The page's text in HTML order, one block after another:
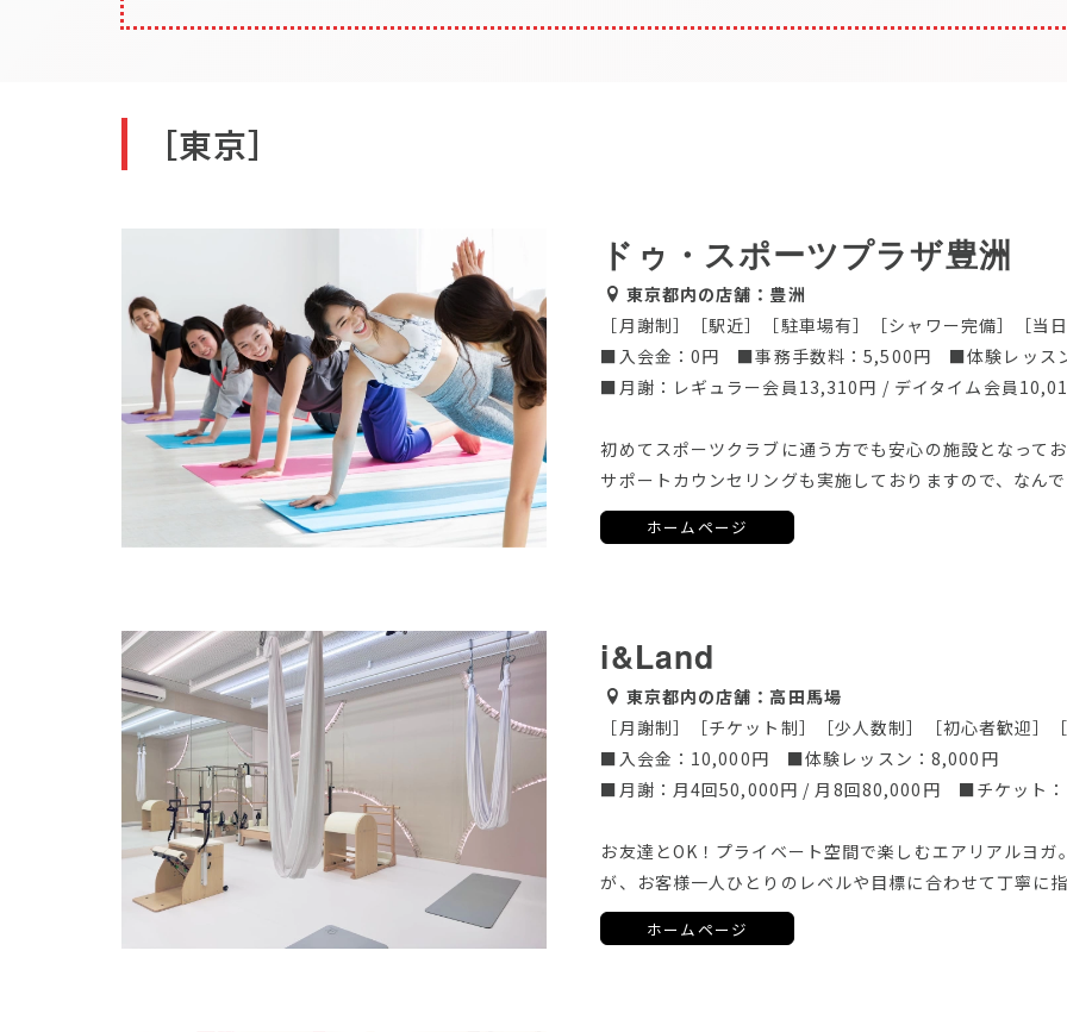
［東京］
ドゥ・スポーツプラザ豊洲
東京都内の店舗：豊洲
［月謝制］［駅近］［駐車場有］［シャワー完備］［当
■入会金：0円 ■事務手数料：5,500円 ■体験レッス
■月謝：レギュラー会員13,310円 / デイタイム会員
初めてスポーツクラブに通う方でも安心の施設となって
サポートカウンセリングも実施しておりますので、なん
ホームページ
i&Land
東京都内の店舗：高田馬場
［月謝制］［チケット制］［少人数制］［初心者歓迎］
■入会金：10,000円 ■体験レッスン：8,000円
■月謝：月4回50,000円 / 月8回80,000円 ■チケット
お友達とOK！プライベート空間で楽しむエアリアルヨ
が、お客様一人ひとりのレベルや目標に合わせて丁寧に
ホームページ